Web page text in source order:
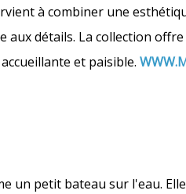
à combiner une
détails. La collection
et paisible.
un petit bateau sur l'eau.